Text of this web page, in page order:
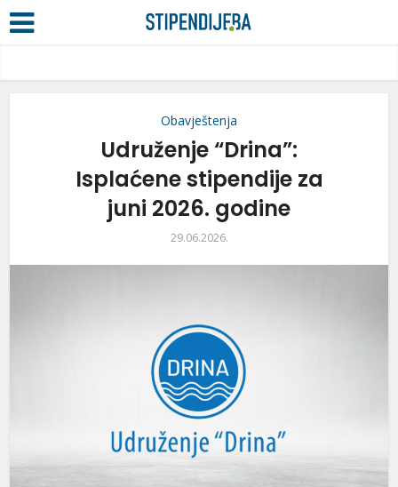
Obavještenja
Udruženje “Drina”:
Isplaćene stipendije za
juni 2026. godine
29.06.2026.